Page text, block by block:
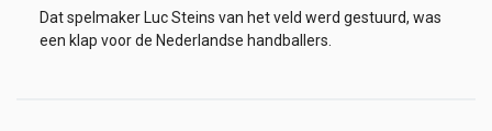
Dat spelmaker Luc Steins van het veld werd gestuurd, was
een klap voor de Nederlandse handballers.